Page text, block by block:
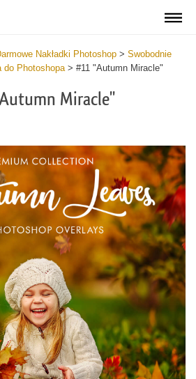
Nakładki Photoshop > Swobodnie
do Photoshopa> #11 "Autumn Miracle"
Miracle"
Proszę wybrać
#11